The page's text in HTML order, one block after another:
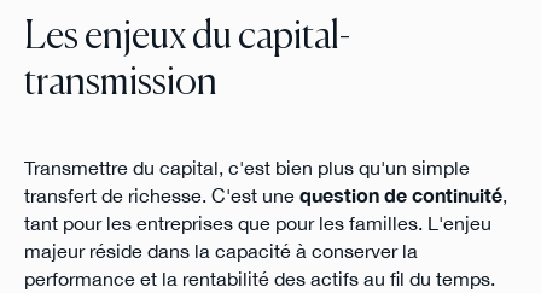
Les enjeux du capital-
transmission
Transmettre du capital, c'est bien plus qu'un simple
transfert de richesse. C'est une question de continuité,
tant pour les entreprises que pour les familles. L'enjeu
majeur réside dans la capacité à conserver la
performance et la rentabilité des actifs au fil du temps.